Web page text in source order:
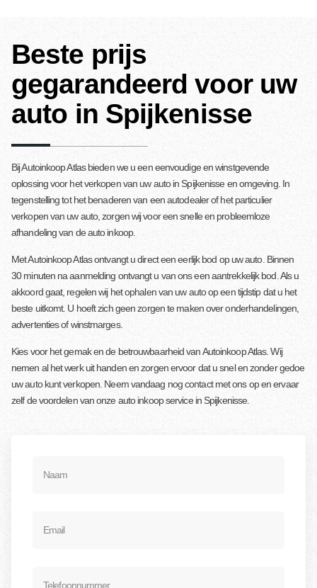
Beste prijs
gegarandeerd voor uw
auto in Spijkenisse
Bij Autoinkoop Atlas bieden we u een eenvoudige en winstgevende
oplossing voor het verkopen van uw auto in Spijkenisse en omgeving. In
tegenstelling tot het benaderen van een autodealer of het particulier
verkopen van uw auto, zorgen wij voor een snelle en probleemloze
afhandeling van de auto inkoop.
Met Autoinkoop Atlas ontvangt u direct een eerlijk bod op uw auto. Binnen
30 minuten na aanmelding ontvangt u van ons een aantrekkelijk bod. Als u
akkoord gaat, regelen wij het ophalen van uw auto op een tijdstip dat u het
beste uitkomt. U hoeft zich geen zorgen te maken over onderhandelingen,
advertenties of winstmarges.
Kies voor het gemak en de betrouwbaarheid van Autoinkoop Atlas. Wij
nemen al het werk uit handen en zorgen ervoor dat u snel en zonder gedoe
uw auto kunt verkopen. Neem vandaag nog contact met ons op en ervaar
zelf de voordelen van onze auto inkoop service in Spijkenisse.